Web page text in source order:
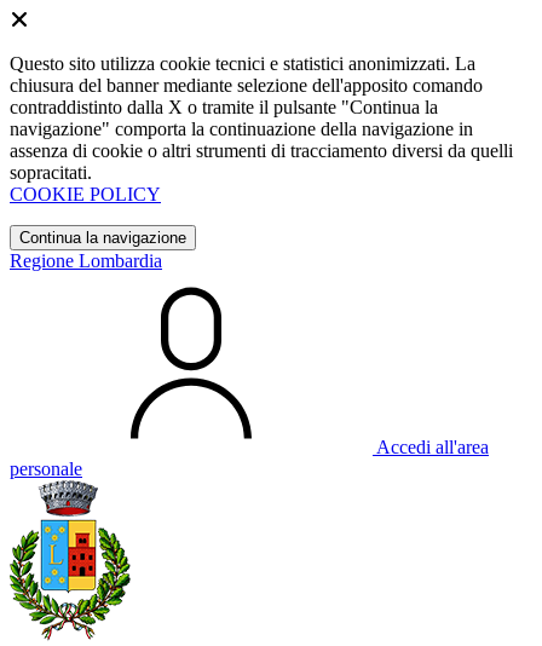
Questo sito utilizza cookie tecnici e statistici anonimizzati. La
chiusura del banner mediante selezione dell'apposito comando
contraddistinto dalla X o tramite il pulsante "Continua la
navigazione" comporta la continuazione della navigazione in
assenza di cookie o altri strumenti di tracciamento diversi da quelli
sopracitati.
COOKIE POLICY
Continua la navigazione
Regione Lombardia
Accedi all'area
personale